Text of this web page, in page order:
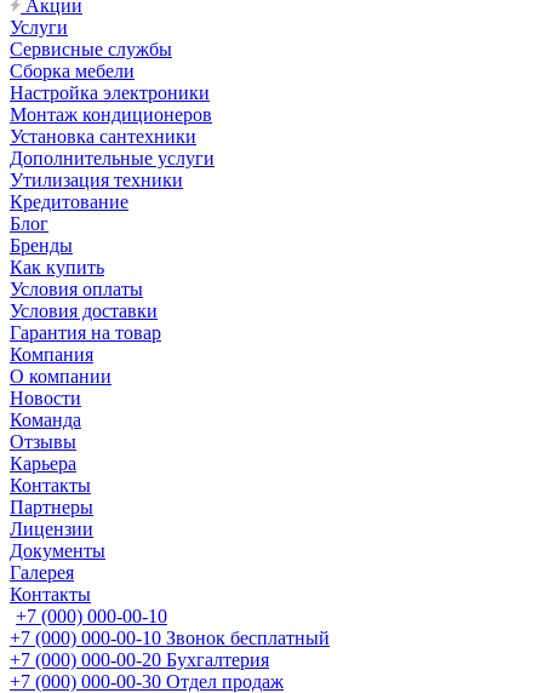
Акции
Услуги
Сервисные службы
Сборка мебели
Настройка электроники
Монтаж кондиционеров
Установка сантехники
Дополнительные услуги
Утилизация техники
Кредитование
Блог
Бренды
Как купить
Условия оплаты
Условия доставки
Гарантия на товар
Компания
О компании
Новости
Команда
Отзывы
Карьера
Контакты
Партнеры
Лицензии
Документы
Галерея
Контакты
+7 (000) 000-00-10
+7 (000) 000-00-10 Звонок бесплатный
+7 (000) 000-00-20 Бухгалтерия
+7 (000) 000-00-30 Отдел продаж